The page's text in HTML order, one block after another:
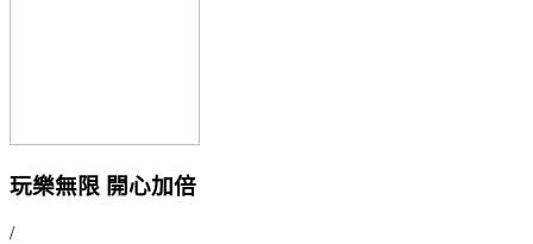
玩樂無限 開心加倍
/